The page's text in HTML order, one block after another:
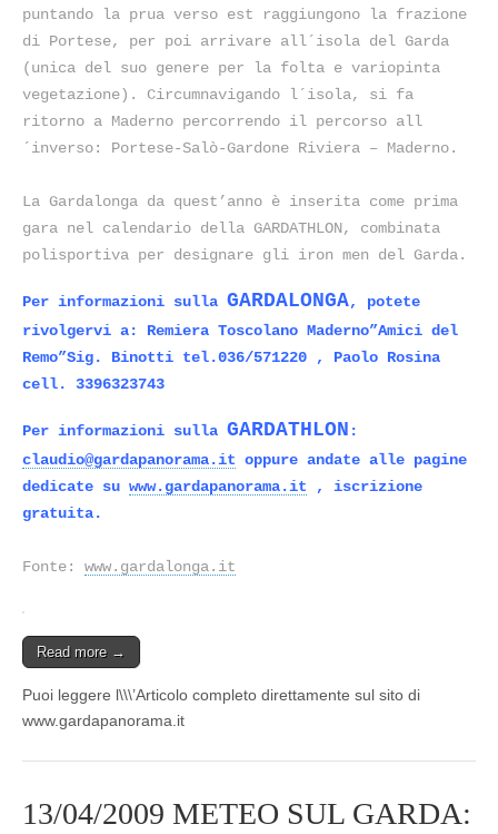
puntando la prua verso est raggiungono la frazione
di Portese, per poi arrivare all´isola del Garda
(unica del suo genere per la folta e variopinta
vegetazione). Circumnavigando l´isola, si fa
ritorno a Maderno percorrendo il percorso all
´inverso: Portese-Salò-Gardone Riviera – Maderno.
La Gardalonga da quest’anno è inserita come prima
gara nel calendario della GARDATHLON, combinata
polisportiva per designare gli iron men del Garda.
Per informazioni sulla GARDALONGA, potete
rivolgervi a: Remiera Toscolano Maderno”Amici del
Remo”Sig. Binotti tel.036/571220 , Paolo Rosina
cell. 3396323743
Per informazioni sulla GARDATHLON :
claudio@gardapanorama.it oppure andate alle pagine
dedicate su www.gardapanorama.it , iscrizione
gratuita.
Fonte: www.gardalonga.it
Read more →
Puoi leggere l\\\’Articolo completo direttamente sul sito di
www.gardapanorama.it
13/04/2009 METEO SUL GARDA: